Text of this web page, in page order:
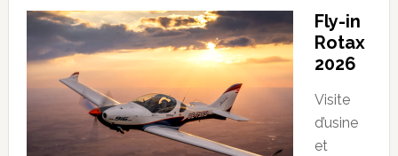
Fly-in
Rotax
2026
Visite
d’usine
et